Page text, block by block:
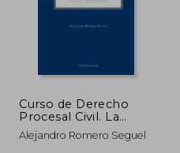
Curso de Derecho
Procesal Civil. La
acción y la protección
de los Derechos
Alejandro Romero Seguel